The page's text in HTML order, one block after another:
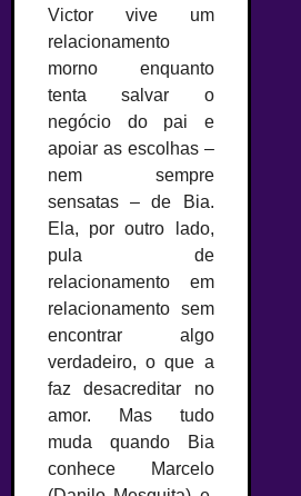
Victor vive um
relacionamento
morno enquanto
tenta salvar o
negócio do pai e
apoiar as escolhas –
nem sempre
sensatas – de Bia.
Ela, por outro lado,
pula de
relacionamento em
relacionamento sem
encontrar algo
verdadeiro, o que a
faz desacreditar no
amor. Mas tudo
muda quando Bia
conhece Marcelo